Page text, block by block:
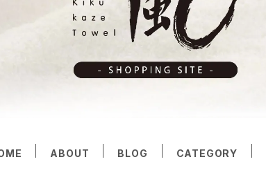
ABOUT BLOG CATEGORY